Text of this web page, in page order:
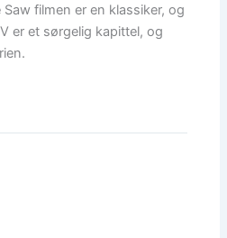
filmen er en klassiker, og
er et sørgelig kapittel, og